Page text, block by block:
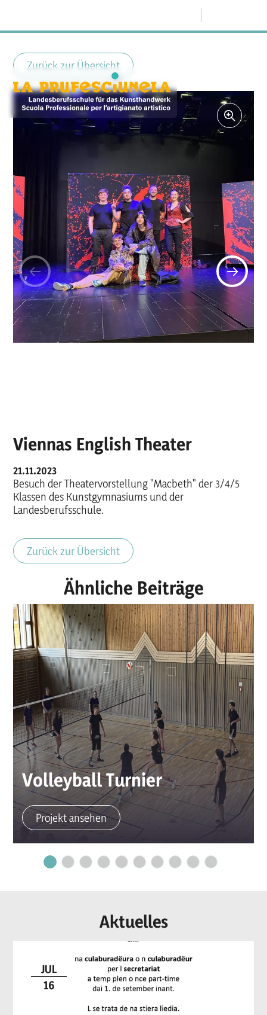
Zurück zur Übersicht
Viennas English Theater
21.11.2023
Besuch der Theatervorstellung "Macbeth" der 3/4/5
Klassen des Kunstgymnasiums und der
Landesberufsschule.
Zurück zur Übersicht
Ähnliche Beiträge
Volleyball Turnier
Projekt ansehen
Aktuelles
JUL
16